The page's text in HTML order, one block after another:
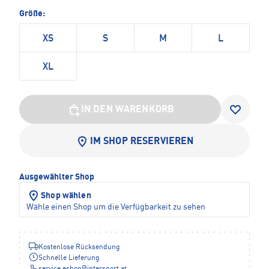
Größe:
XS S M L
XL
IN DEN WARENKORB
IM SHOP RESERVIEREN
Ausgewählter Shop
Shop wählen
Wähle einen Shop um die Verfügbarkeit zu sehen
Kostenlose Rücksendung
Schnelle Lieferung